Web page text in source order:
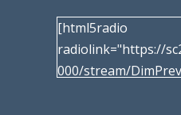
[html5radio
radiolink="https://
000/stream/